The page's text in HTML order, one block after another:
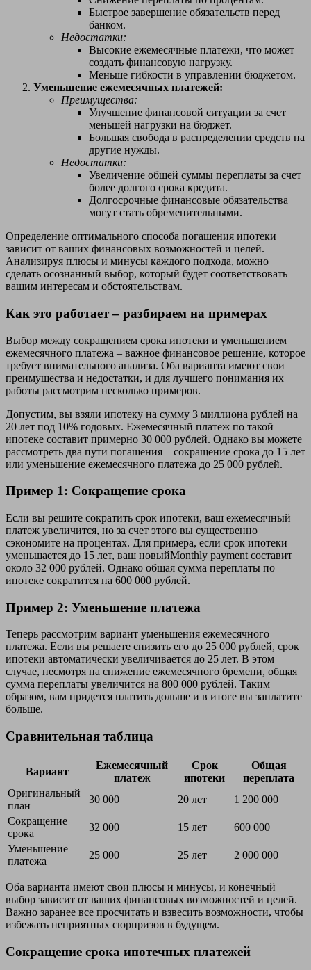
Быстрое завершение обязательств перед
банком.
Недостатки:
Высокие ежемесячные платежи, что может
создать финансовую нагрузку.
Меньше гибкости в управлении бюджетом.
Уменьшение ежемесячных платежей:
Преимущества:
Улучшение финансовой ситуации за счет
меньшей нагрузки на бюджет.
Большая свобода в распределении средств на
другие нужды.
Недостатки:
Увеличение общей суммы переплаты за счет
более долгого срока кредита.
Долгосрочные финансовые обязательства
могут стать обременительными.
Определение оптимального способа погашения ипотеки
зависит от ваших финансовых возможностей и целей.
Анализируя плюсы и минусы каждого подхода, можно
сделать осознанный выбор, который будет соответствовать
вашим интересам и обстоятельствам.
Как это работает – разбираем на примерах
Выбор между сокращением срока ипотеки и уменьшением
ежемесячного платежа – важное финансовое решение, которое
требует внимательного анализа. Оба варианта имеют свои
преимущества и недостатки, и для лучшего понимания их
работы рассмотрим несколько примеров.
Допустим, вы взяли ипотеку на сумму 3 миллиона рублей на
20 лет под 10% годовых. Ежемесячный платеж по такой
ипотеке составит примерно 30 000 рублей. Однако вы можете
рассмотреть два пути погашения – сокращение срока до 15 лет
или уменьшение ежемесячного платежа до 25 000 рублей.
Пример 1: Сокращение срока
Если вы решите сократить срок ипотеки, ваш ежемесячный
платеж увеличится, но за счет этого вы существенно
сэкономите на процентах. Для примера, если срок ипотеки
уменьшается до 15 лет, ваш новыйMonthly payment составит
около 32 000 рублей. Однако общая сумма переплаты по
ипотеке сократится на 600 000 рублей.
Пример 2: Уменьшение платежа
Теперь рассмотрим вариант уменьшения ежемесячного
платежа. Если вы решаете снизить его до 25 000 рублей, срок
ипотеки автоматически увеличивается до 25 лет. В этом
случае, несмотря на снижение ежемесячного бремени, общая
сумма переплаты увеличится на 800 000 рублей. Таким
образом, вам придется платить дольше и в итоге вы заплатите
больше.
Сравнительная таблица
Вариант
Ежемесячный
платеж
Срок
ипотеки
Общая
переплата
Оригинальный
план
30 000 20 лет
1 200 000
Сокращение
срока
32 000 15 лет
600 000
Уменьшение
платежа
25 000 25 лет 2 000 000
Оба варианта имеют свои плюсы и минусы, и конечный
выбор зависит от ваших финансовых возможностей и целей.
Важно заранее все просчитать и взвесить возможности, чтобы
избежать неприятных сюрпризов в будущем.
Сокращение срока ипотечных платежей